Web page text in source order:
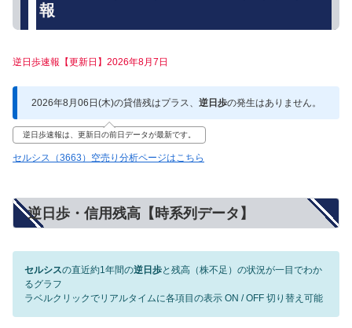
報
逆日歩速報【更新日】2026年8月7日
2026年8月06日(木)の貸借残はプラス、 逆日歩の発生はありません。
逆日歩速報は、更新日の前日データが最新です。
セルシス（3663）空売り分析ページはこちら
逆日歩・信用残高【時系列データ】
セルシスの直近約1年間の逆日歩と残高（株不足）の状況が一目でわか
るグラフ
ラベルクリックでリアルタイムに各項目の表示 ON / OFF 切り替え可能